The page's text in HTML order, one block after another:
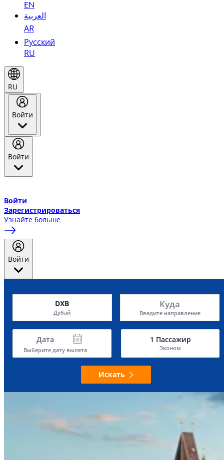
EN
العربية
AR
Русский
RU
RU
Войти
Войти
Войти
Зарегистрироваться
Узнайте больше
Войти
DXB
Дубай
Куда
Введите направление
Дата
Выберите дату вылета
1 Пассажир
Эконом
Искать